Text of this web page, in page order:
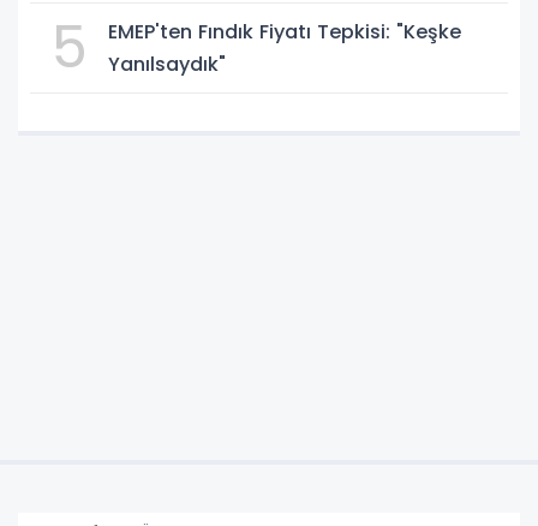
5
EMEP'ten Fındık Fiyatı Tepkisi: "Keşke
Yanılsaydık"